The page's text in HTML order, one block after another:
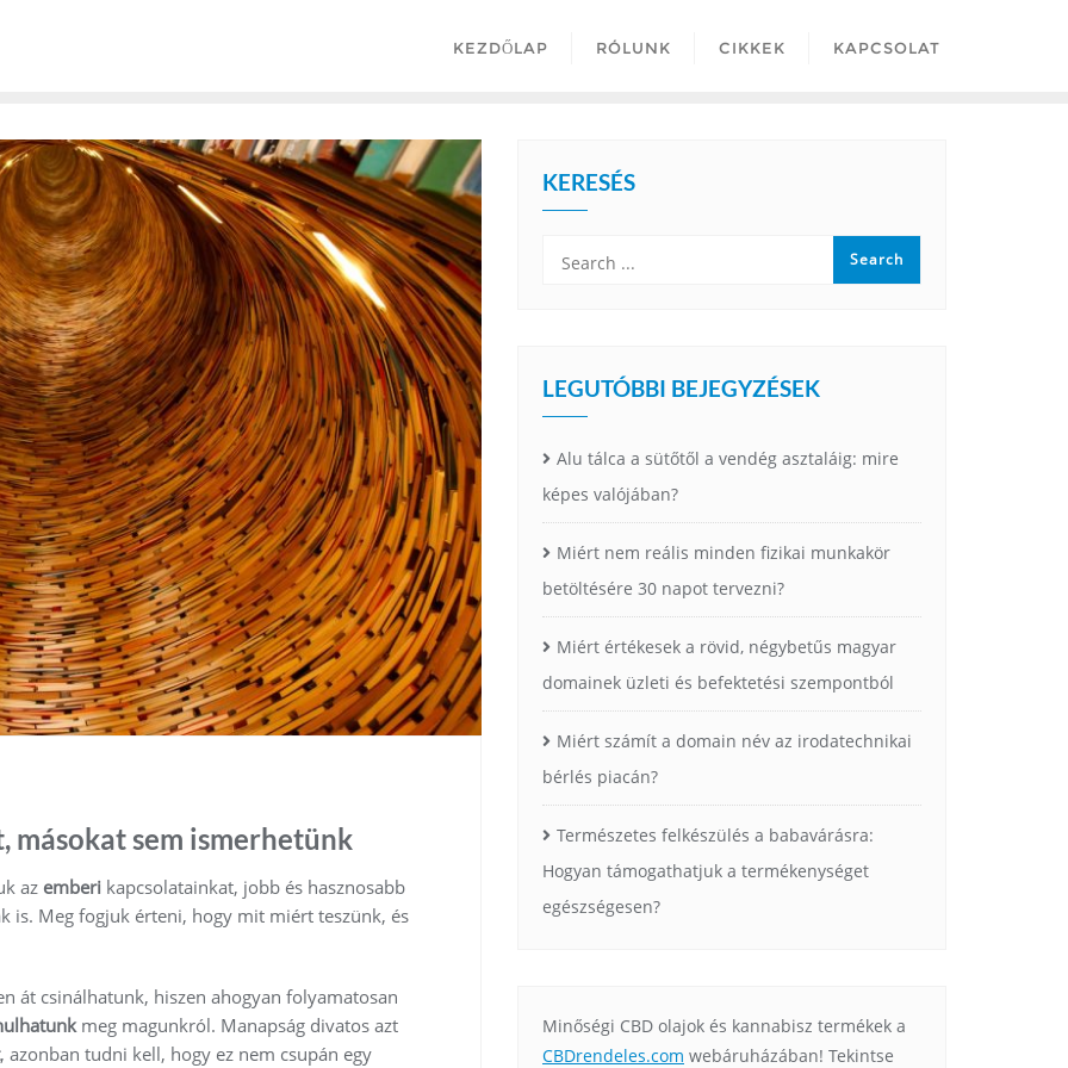
KEZDŐLAP RÓLUNK CIKKEK KAPCSOLAT
másokat sem ismerhetünk
az emberi kapcsolatainkat, jobb és hasznosabb
is. Meg fogjuk érteni, hogy mit miért teszünk, és
át csinálhatunk, hiszen ahogyan folyamatosan
meg magunkról. Manapság divatos azt
, azonban tudni kell, hogy ez nem csupán egy
KERESÉS
LEGUTÓBBI BEJEGYZÉSEK
Alu tálca a sütőtől a vendég asztaláig: mire
képes valójában?
Miért nem reális minden fizikai munkakör
betöltésére 30 napot tervezni?
Miért értékesek a rövid, négybetűs magyar
domainek üzleti és befektetési szempontból
Miért számít a domain név az irodatechnikai
bérlés piacán?
Természetes felkészülés a babavárásra:
Hogyan támogathatjuk a termékenységet
egészségesen?
Minőségi CBD olajok és kannabisz termékek a
CBDrendeles.com webáruházában! Tekintse